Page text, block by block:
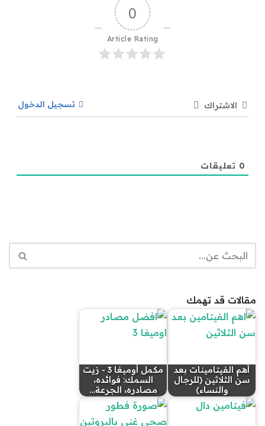
0
Article Rating
الاشتراك تسجيل الدخول
0 تعليقات
مقالات قد تهمك
أهم الفيتامينات بعد
سن الثلاثين (للرجال
والنساء)
مكمل أوميغا 3 - زيت
السمك: فوائده،
مصادره، الجرعة…